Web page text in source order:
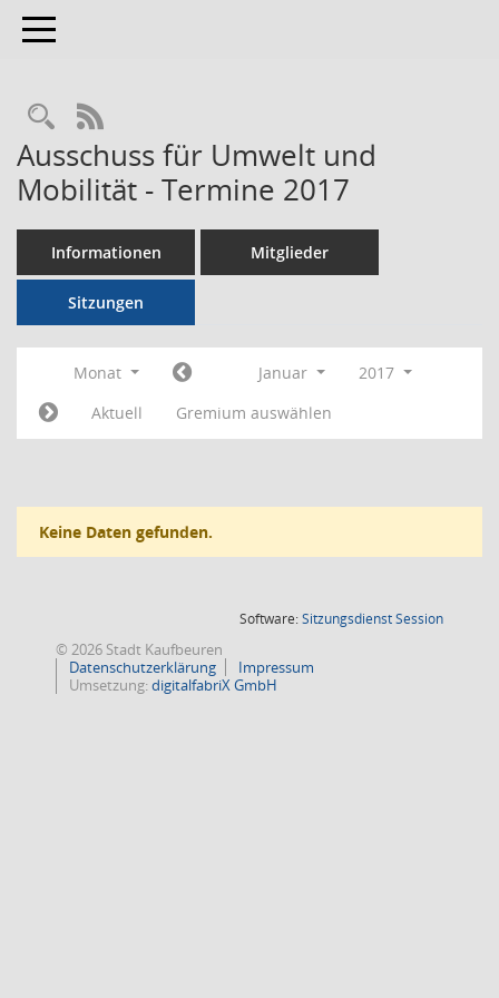
Toggle navigation
RSS-Feed
Ausschuss für Umwelt und
Mobilität - Termine 2017
Informationen Mitglieder
Sitzungen
Monat Januar
2017
Aktuell
Gremium auswählen
Keine Daten gefunden.
Software:SitzungsdienstSession(Wird in
© 2026 Stadt Kaufbeuren
Datenschutzerklärung
Impressum
Umsetzung:digitalfabriX GmbH